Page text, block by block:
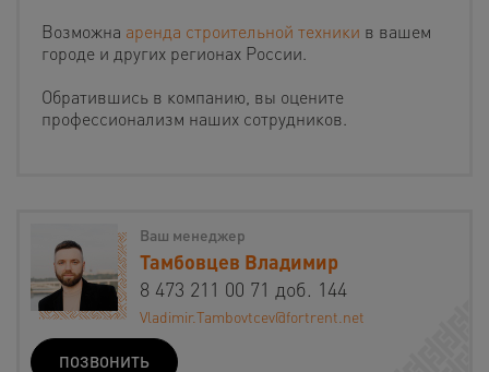
Возможна аренда строительной техники в вашем
городе и других регионах России.
Обратившись в компанию, вы оцените
профессионализм наших сотрудников.
Ваш менеджер
Тамбовцев Владимир
8 473 211 00 71 доб. 144
Vladimir.Tambovtcev@fortrent.net
ПОЗВОНИТЬ